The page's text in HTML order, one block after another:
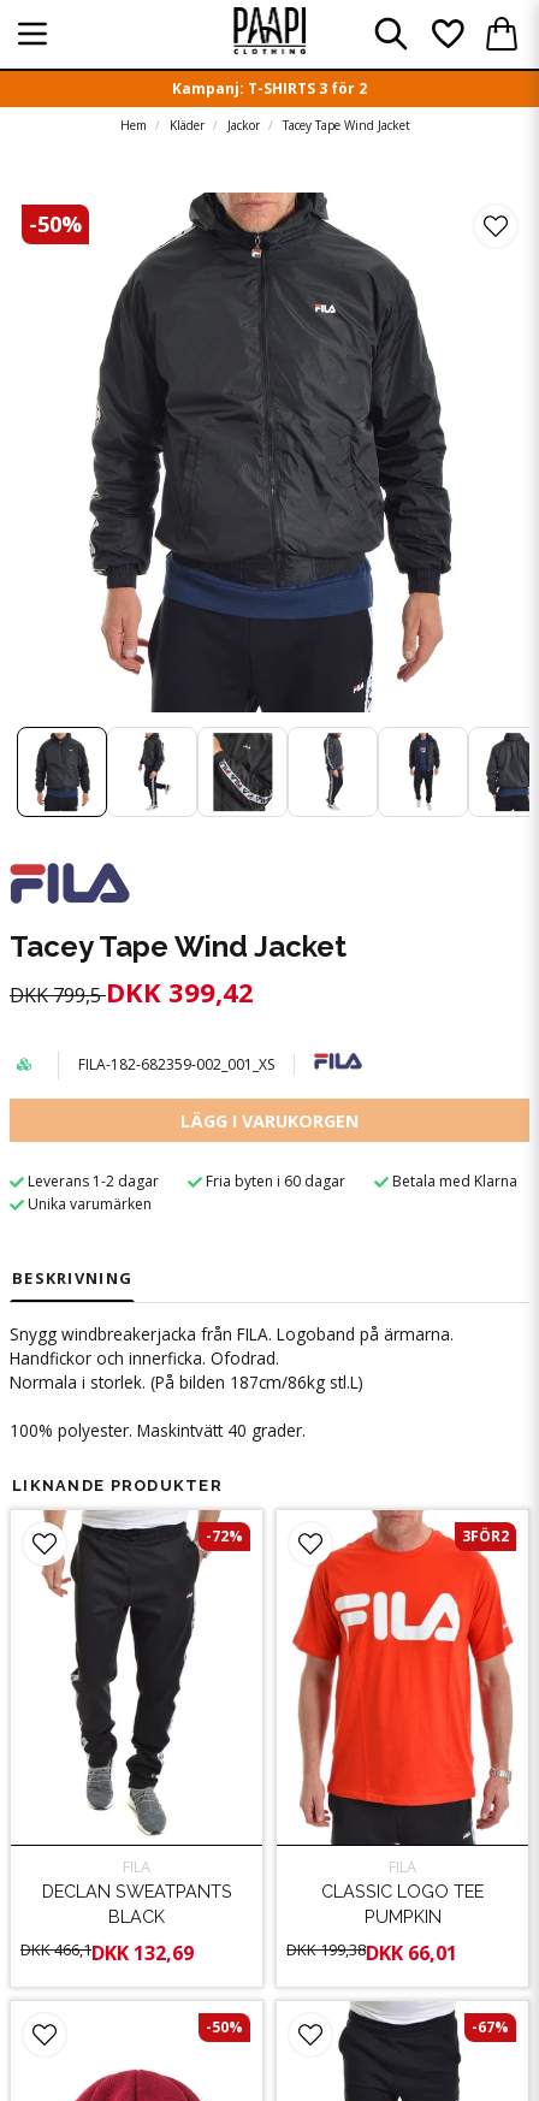
Kampanj: T-SHIRTS 3 för 2
Hem Kläder Jackor Tacey Tape Wind Jacket
-50%
Tacey Tape Wind Jacket
DKK 799,5DKK 399,42
FILA-182-682359-002_001_XS
LÄGG I VARUKORGEN
Leverans 1-2 dagar Fria byten i 60 dagar
Betala med Klarna
Unika varumärken
BESKRIVNING
Snygg windbreakerjacka från FILA. Logoband på ärmarna.
Handfickor och innerficka. Ofodrad.
Normala i storlek. (På bilden 187cm/86kg stl.L)
100% polyester. Maskintvätt 40 grader.
LIKNANDE PRODUKTER
FILA
DECLAN SWEATPANTS
BLACK
DKK 466,1DKK 132,69
-72%
FILA
CLASSIC LOGO TEE
PUMPKIN
DKK 199,38DKK 66,01
3FÖR2
-50% -67%